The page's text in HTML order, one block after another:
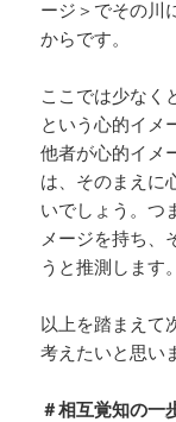
ージ＞でその川
からです。
ここでは少なく
という心的イメ
他者が心的イメ
は、そのまえに
いでしょう。つ
メージを持ち、
うと推測します。
以上を踏まえて
考えたいと思い
＃相互覚知の一